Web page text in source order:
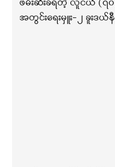
ဖမ်းဆီးခံရတဲ့ လူငယ် (၇၀
အတွင်းရေးမှူး-၂ ခူးဒ